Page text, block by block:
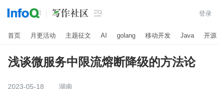
 登录
首页 月更活动 主题征文 AI golang 移动开发 Java 开源
浅谈微服务中限流熔断降级的方法论
2023-05-18
湖南